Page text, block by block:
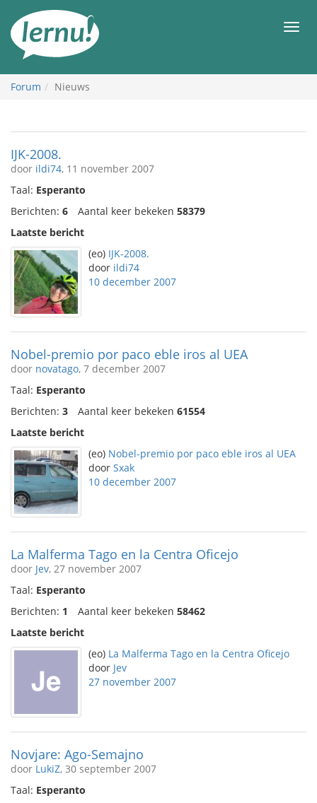
inhoud
Forum Nieuws
IJK-2008.
door ildi74, 11 november 2007
Taal: Esperanto
Berichten: 6 Aantal keer bekeken 58379
Laatste bericht
(eo) IJK-2008.
door ildi74
10 december 2007
Nobel-premio por paco eble iros al UEA
door novatago, 7 december 2007
Taal: Esperanto
Berichten: 3 Aantal keer bekeken 61554
Laatste bericht
(eo) Nobel-premio por paco eble iros al UEA
door Sxak
10 december 2007
La Malferma Tago en la Centra Oficejo
door Jev, 27 november 2007
Taal: Esperanto
Berichten: 1 Aantal keer bekeken 58462
Laatste bericht
(eo) La Malferma Tago en la Centra Oficejo
door Jev
27 november 2007
Novjare: Ago-Semajno
door LukiZ, 30 september 2007
Taal: Esperanto